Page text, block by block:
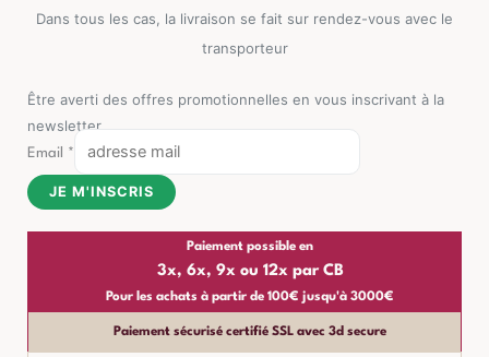
Dans tous les cas, la livraison se fait sur rendez-vous avec le
transporteur
Être averti des offres promotionnelles en vous inscrivant à la
newsletter
Email *
JE M'INSCRIS
Paiement possible en
3x, 6x, 9x ou 12x par CB
Pour les achats à partir de 100€ jusqu'à 3000€
Paiement sécurisé certifié SSL avec 3d secure